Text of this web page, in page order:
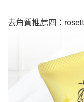
去角質推薦四：